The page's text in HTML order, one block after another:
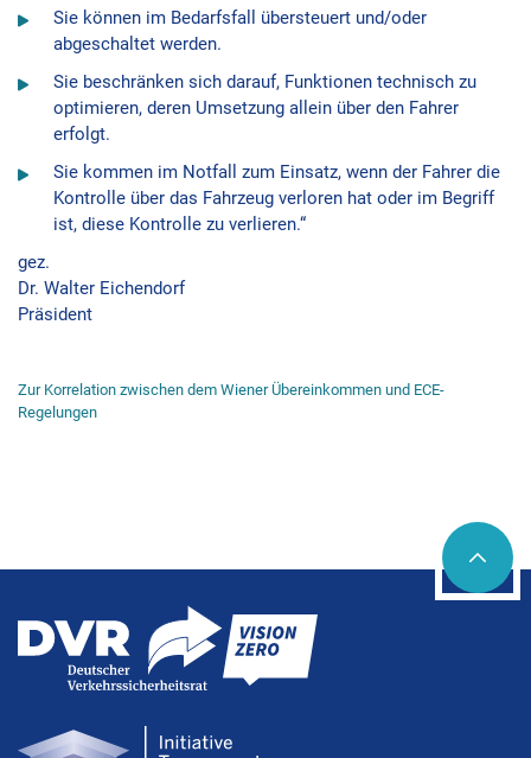
Sie können im Bedarfsfall übersteuert und/oder
abgeschaltet werden.
Sie beschränken sich darauf, Funktionen technisch zu
optimieren, deren Umsetzung allein über den Fahrer
erfolgt.
Sie kommen im Notfall zum Einsatz, wenn der Fahrer die
Kontrolle über das Fahrzeug verloren hat oder im Begriff
ist, diese Kontrolle zu verlieren.“
gez.
Dr. Walter Eichendorf
Präsident
Zur Korrelation zwischen dem Wiener Übereinkommen und ECE-
Regelungen